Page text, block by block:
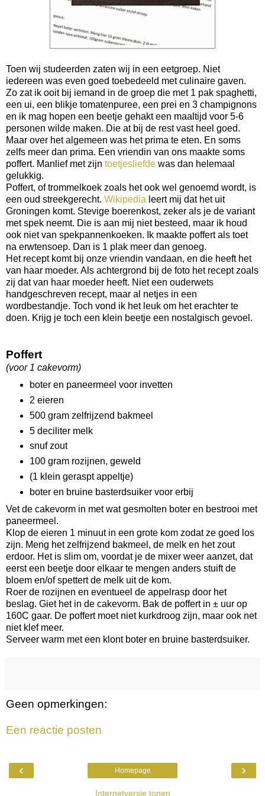
Toen wij studeerden zaten wij in een eetgroep. Niet
iedereen was even goed toebedeeld met culinaire gaven.
Zo zat ik ooit bij iemand in de groep die met 1 pak spaghetti,
een ui, een blikje tomatenpuree, een prei en 3 champignons
en ik mag hopen een beetje gehakt een maaltijd voor 5-6
personen wilde maken. Die at bij de rest vast heel goed.
Maar over het algemeen was het prima te eten. En soms
zelfs meer dan prima. Een vriendin van ons maakte soms
poffert. Manlief met zijn toetjesliefde was dan helemaal
gelukkig.
Poffert, of trommelkoek zoals het ook wel genoemd wordt, is
een oud streekgerecht. Wikipedia leert mij dat het uit
Groningen komt. Stevige boerenkost, zeker als je de variant
met spek neemt. Die is aan mij niet besteed, maar ik houd
ook niet van spekpannenkoeken. Ik maakte poffert als toet
na erwtensoep. Dan is 1 plak meer dan genoeg.
Het recept komt bij onze vriendin vandaan, en die heeft het
van haar moeder. Als achtergrond bij de foto het recept zoals
zij dat van haar moeder heeft. Niet een ouderwets
handgeschreven recept, maar al netjes in een
wordbestandje. Toch vond ik het leuk om het erachter te
doen. Krijg je toch een klein beetje een nostalgisch gevoel.
Poffert
(voor 1 cakevorm)
boter en paneermeel voor invetten
2 eieren
500 gram zelfrijzend bakmeel
5 deciliter melk
snuf zout
100 gram rozijnen, geweld
(1 klein geraspt appeltje)
boter en bruine basterdsuiker voor erbij
Vet de cakevorm in met wat gesmolten boter en bestrooi met
paneermeel.
Klop de eieren 1 minuut in een grote kom zodat ze goed los
zijn. Meng het zelfrijzend bakmeel, de melk en het zout
erdoor. Het is slim om, voordat je de mixer weer aanzet, dat
eerst een beetje door elkaar te mengen anders stuift de
bloem en/of spettert de melk uit de kom.
Roer de rozijnen en eventueel de appelrasp door het
beslag. Giet het in de cakevorm. Bak de poffert in ± uur op
160C gaar. De poffert moet niet kurkdroog zijn, maar ook net
niet klef meer.
Serveer warm met een klont boter en bruine basterdsuiker.
Geen opmerkingen:
Een reactie posten
‹ ›
Homepage
Internetversie tonen